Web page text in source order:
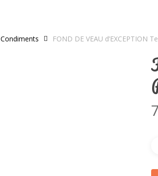
Condiments FOND DE VEAU d’EXCEPTION